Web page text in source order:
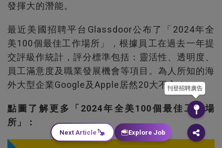
發揮大的潛能。
最近美國招聘平台Glassdoor公布了「2024年全
美100個最佳工作場所」，根據員工在過去一年提
交評級作統計，評分標準包括：靈活性、透明度、
員工滿意度及職業發展機會等項目。為人所知的海
外大型企業Google及Apple居然20大不入？
點圖了解更多「2024年全美100個最佳工作場
所」：
刊登招聘廣告
Next Article Explore Job